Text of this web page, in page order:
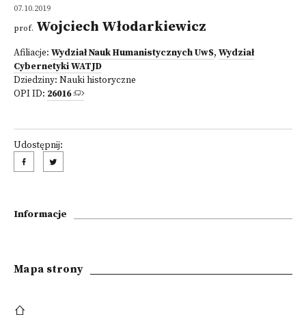
07.10.2019
prof. Wojciech Włodarkiewicz
Afiliacje: Wydział Nauk Humanistycznych UwS, Wydział
Cybernetyki WATJD
Dziedziny: Nauki historyczne
OPI ID: 26016
Udostępnij:
Informacje
Mapa strony